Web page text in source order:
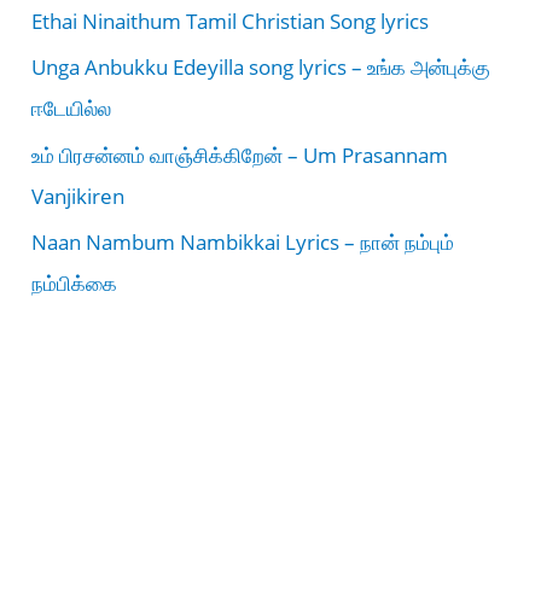
Ethai Ninaithum Tamil Christian Song lyrics
Unga Anbukku Edeyilla song lyrics – உங்க அன்புக்கு
ஈடேயில்ல
உம் பிரசன்னம் வாஞ்சிக்கிறேன் – Um Prasannam
Vanjikiren
Naan Nambum Nambikkai Lyrics – நான் நம்பும்
நம்பிக்கை